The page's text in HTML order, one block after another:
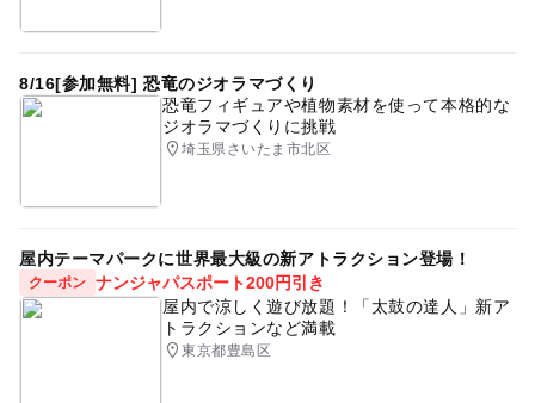
8/16[参加無料] 恐竜のジオラマづくり
恐竜フィギュアや植物素材を使って本格的な
ジオラマづくりに挑戦
埼玉県さいたま市北区
屋内テーマパークに世界最大級の新アトラクション登場！
クーポン ナンジャパスポート200円引き
屋内で涼しく遊び放題！「太鼓の達人」新ア
トラクションなど満載
東京都豊島区